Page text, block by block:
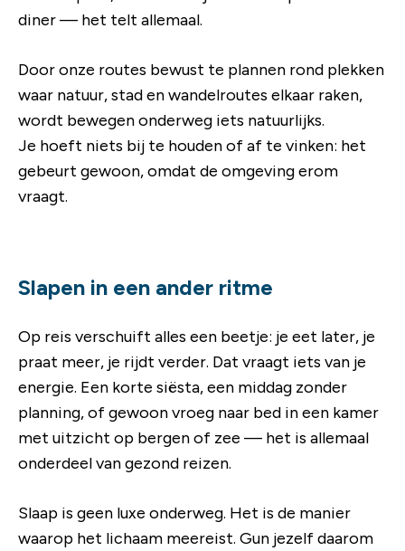
diner — het telt allemaal.
Door onze routes bewust te plannen rond plekken
waar natuur, stad en wandelroutes elkaar raken,
wordt bewegen onderweg iets natuurlijks.
Je hoeft niets bij te houden of af te vinken: het
gebeurt gewoon, omdat de omgeving erom
vraagt.
Slapen in een ander ritme
Op reis verschuift alles een beetje: je eet later, je
praat meer, je rijdt verder. Dat vraagt iets van je
energie. Een korte siësta, een middag zonder
planning, of gewoon vroeg naar bed in een kamer
met uitzicht op bergen of zee — het is allemaal
onderdeel van gezond reizen.
Slaap is geen luxe onderweg. Het is de manier
waarop het lichaam meereist. Gun jezelf daarom